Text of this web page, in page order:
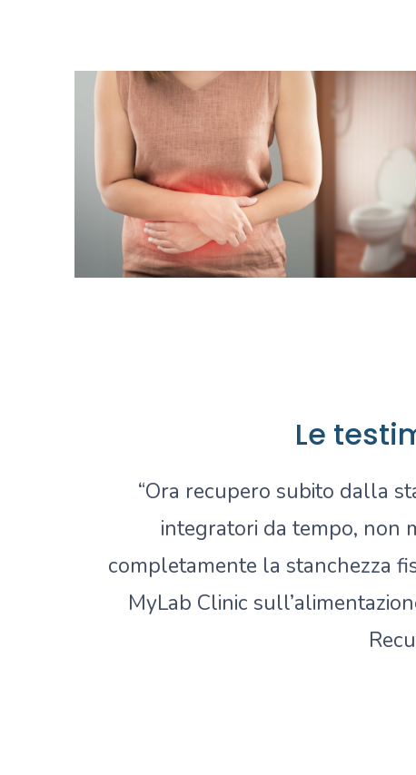
Le
“Ora recupero subito dalla
integratori da tempo, non
completamente la stanchezza
MyLab Clinic